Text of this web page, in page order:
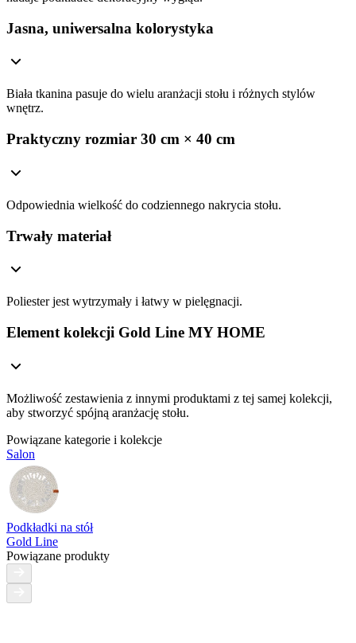
Jasna, uniwersalna kolorystyka
Biała tkanina pasuje do wielu aranżacji stołu i różnych stylów
wnętrz.
Praktyczny rozmiar 30 cm × 40 cm
Odpowiednia wielkość do codziennego nakrycia stołu.
Trwały materiał
Poliester jest wytrzymały i łatwy w pielęgnacji.
Element kolekcji Gold Line MY HOME
Możliwość zestawienia z innymi produktami z tej samej kolekcji,
aby stworzyć spójną aranżację stołu.
Powiązane kategorie i kolekcje
Salon
Podkładki na stół
Gold Line
Powiązane produkty